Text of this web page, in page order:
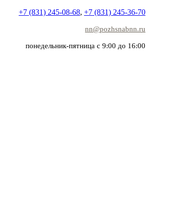
+7 (831) 245-08-68, +7 (831) 245-36-70
nn@pozhsnabnn.ru
понедельник-пятница с 9:00 до 16:00